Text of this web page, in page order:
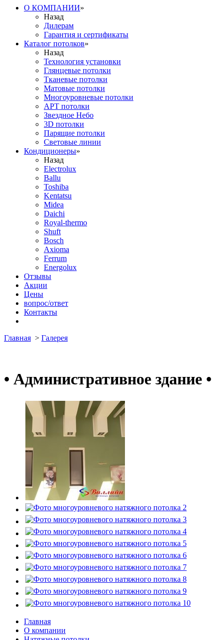
О КОМПАНИИ»
Назад
Дилерам
Гарантия и сертификаты
Каталог потолков»
Назад
Технология установки
Глянцевые потолки
Тканевые потолки
Матовые потолки
Многоуровневые потолки
АРТ потолки
Звездное Небо
3D потолки
Парящие потолки
Световые линии
Кондиционеры»
Назад
Electrolux
Ballu
Toshiba
Kentatsu
Midea
Daichi
Royal-thermo
Shuft
Bosch
Axioma
Ferrum
Energolux
Отзывы
Акции
Цены
вопрос/ответ
Контакты
Главная > Галерея
• Административное здание •
Главная
О компании